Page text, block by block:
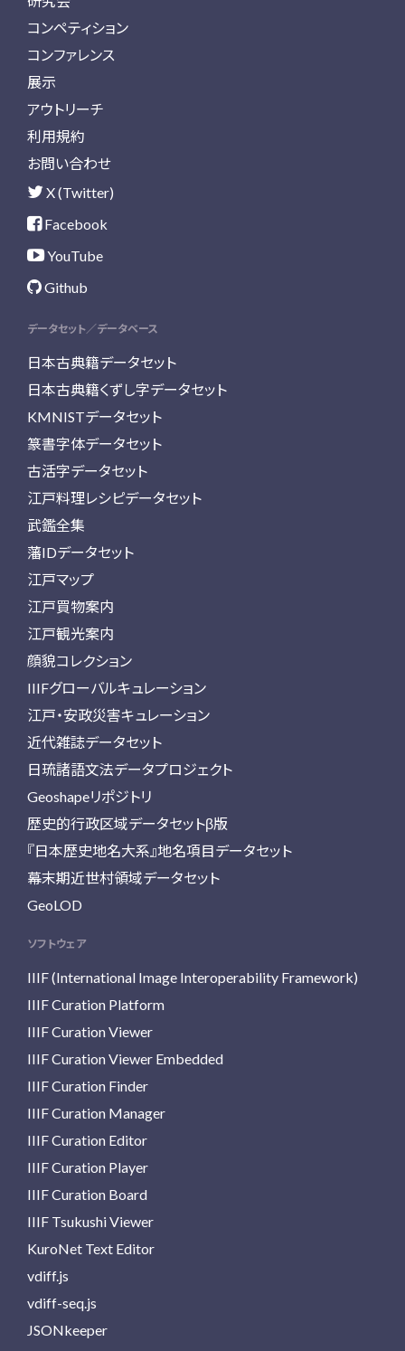
コンペティション
コンファレンス
展示
アウトリーチ
利用規約
お問い合わせ
X (Twitter)
Facebook
YouTube
Github
データセット／データベース
日本古典籍データセット
日本古典籍くずし字データセット
KMNISTデータセット
篆書字体データセット
古活字データセット
江戸料理レシピデータセット
武鑑全集
藩IDデータセット
江戸マップ
江戸買物案内
江戸観光案内
顔貌コレクション
IIIFグローバルキュレーション
江戸・安政災害キュレーション
近代雑誌データセット
日琉諸語文法データプロジェクト
Geoshapeリポジトリ
歴史的行政区域データセットβ版
『日本歴史地名大系』地名項目データセット
幕末期近世村領域データセット
GeoLOD
ソフトウェア
IIIF (International Image Interoperability Framework)
IIIF Curation Platform
IIIF Curation Viewer
IIIF Curation Viewer Embedded
IIIF Curation Finder
IIIF Curation Manager
IIIF Curation Editor
IIIF Curation Player
IIIF Curation Board
IIIF Tsukushi Viewer
KuroNet Text Editor
vdiff.js
vdiff-seq.js
JSONkeeper